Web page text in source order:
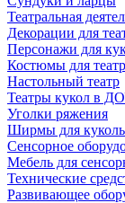
Театральная
Декорации для
Персонажи для
Костюмы для
Настольный театр
Театры кукол в
Уголки ряжения
Ширмы для
Сенсорное
Мебель для
Технические
Развивающее